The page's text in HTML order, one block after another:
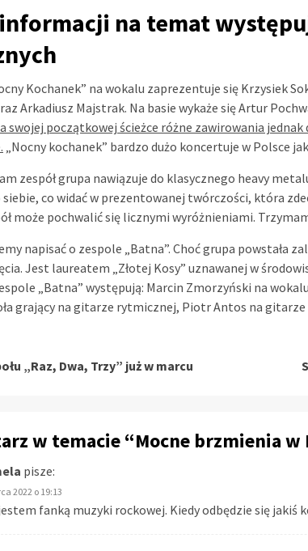
na temat
Kochanek” na wokalu zaprezentuje się Krzysiek
Arkadiusz Majstrak. Na basie wykaże się Artur
swojej początkowej ścieżce różne zawirowania
„Nocny kochanek” bardzo dużo koncertuje w Polsce
zespół grupa nawiązuje do klasycznego heavy
siebie, co widać w prezentowanej twórczości, która
może pochwalić się licznymi wyróżnieniami.
napisać o zespole „Batna”. Choć grupa powstała
Jest laureatem „Złotej Kosy” uznawanej w
„Batna” występują: Marcin Zmorzyński na
grający na gitarze rytmicznej, Piotr Antos na gitarze
„Raz, Dwa, Trzy” już w marcu
w temacie “Mocne brzmienia w
pisze:
2022 o 19:13
fanką muzyki rockowej. Kiedy odbędzie się